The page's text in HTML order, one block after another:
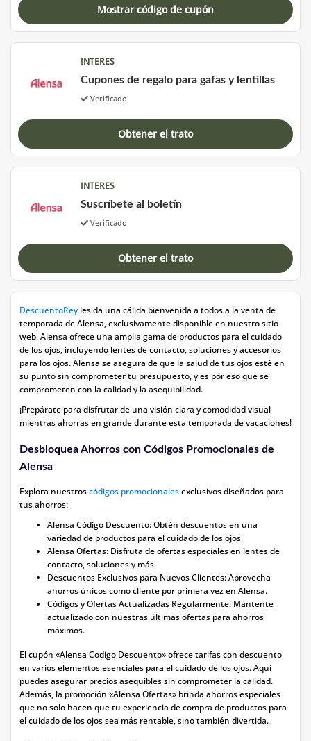
Mostrar código de cupón
INTERES
Cupones de regalo para gafas y lentillas
Verificado
Obtener el trato
INTERES
Suscríbete al boletín
Verificado
Obtener el trato
DescuentoRey les da una cálida bienvenida a todos a la venta de
temporada de Alensa, exclusivamente disponible en nuestro sitio
web. Alensa ofrece una amplia gama de productos para el cuidado
de los ojos, incluyendo lentes de contacto, soluciones y accesorios
para los ojos. Alensa se asegura de que la salud de tus ojos esté en
su punto sin comprometer tu presupuesto, y es por eso que se
comprometen con la calidad y la asequibilidad.
¡Prepárate para disfrutar de una visión clara y comodidad visual
mientras ahorras en grande durante esta temporada de vacaciones!
Desbloquea Ahorros con Códigos Promocionales de
Alensa
Explora nuestroscódigos promocionalesexclusivos diseñados para
tus ahorros:
Alensa Código Descuento: Obtén descuentos en una
variedad de productos para el cuidado de los ojos.
Alensa Ofertas: Disfruta de ofertas especiales en lentes de
contacto, soluciones y más.
Descuentos Exclusivos para Nuevos Clientes: Aprovecha
ahorros únicos como cliente por primera vez en Alensa.
Códigos y Ofertas Actualizadas Regularmente: Mantente
actualizado con nuestras últimas ofertas para ahorros
máximos.
El cupón «Alensa Codigo Descuento» ofrece tarifas con descuento
en varios elementos esenciales para el cuidado de los ojos. Aquí
puedes asegurar precios asequibles sin comprometer la calidad.
Además, la promoción «Alensa Ofertas» brinda ahorros especiales
que no solo hacen que tu experiencia de compra de productos para
el cuidado de los ojos sea más rentable, sino también divertida.